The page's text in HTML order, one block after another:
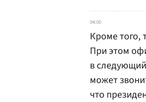
04:00
Кроме того,
При этом
в
может
что